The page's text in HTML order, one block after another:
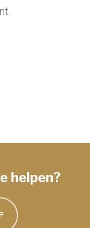
helpen?